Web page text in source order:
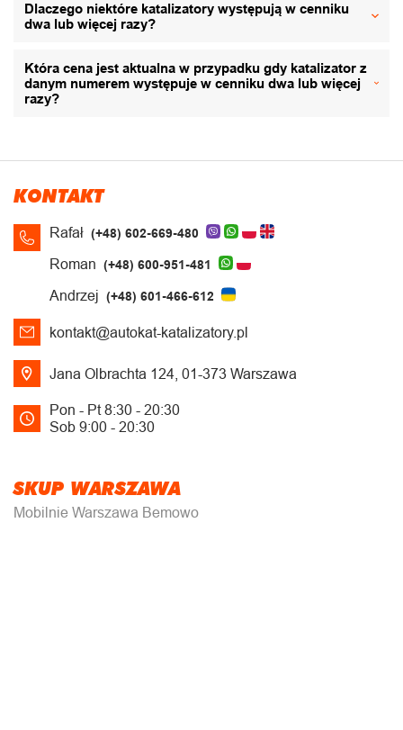
Dlaczego niektóre katalizatory występują w cenniku
dwa lub więcej razy?
Która cena jest aktualna w przypadku gdy katalizator z
danym numerem występuje w cenniku dwa lub więcej
razy?
KONTAKT
Rafał (+48) 602-669-480
Roman (+48) 600-951-481
Andrzej (+48) 601-466-612
kontakt@autokat-katalizatory.pl
Jana Olbrachta 124, 01-373 Warszawa
Pon - Pt 8:30 - 20:30
Sob 9:00 - 20:30
SKUP WARSZAWA
Mobilnie Warszawa Bemowo